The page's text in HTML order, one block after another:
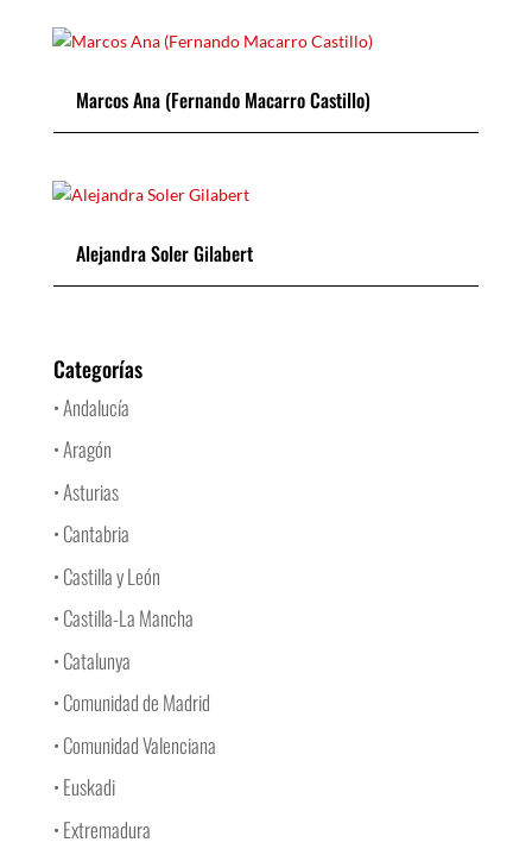
Marcos Ana (Fernando Macarro Castillo)
Alejandra Soler Gilabert
Categorías
• Andalucía
• Aragón
• Asturias
• Cantabria
• Castilla y León
• Castilla-La Mancha
• Catalunya
• Comunidad de Madrid
• Comunidad Valenciana
• Euskadi
• Extremadura